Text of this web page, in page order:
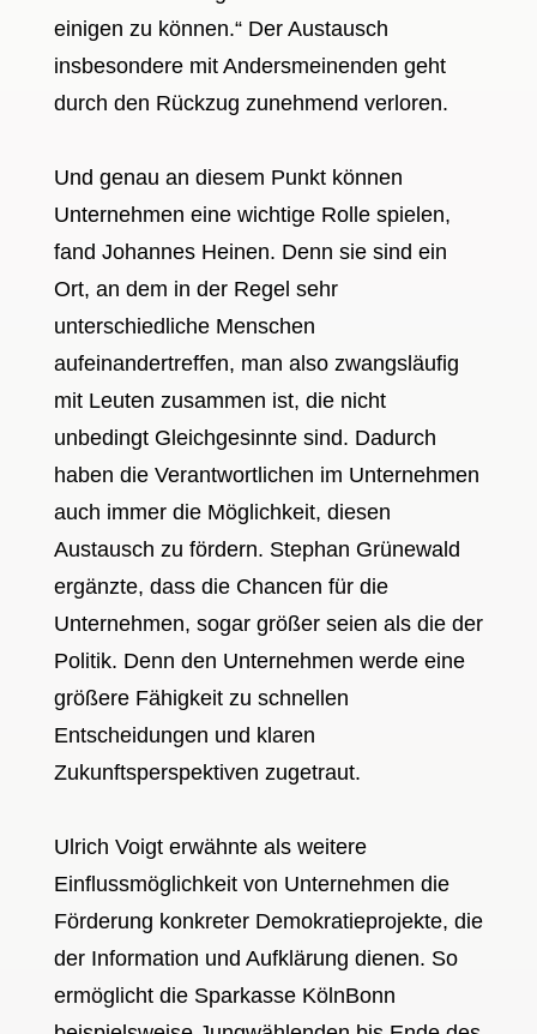
einigen zu können.“ Der Austausch
insbesondere mit Andersmeinenden geht
durch den Rückzug zunehmend verloren.
Und genau an diesem Punkt können
Unternehmen eine wichtige Rolle spielen,
fand Johannes Heinen. Denn sie sind ein
Ort, an dem in der Regel sehr
unterschiedliche Menschen
aufeinandertreffen, man also zwangsläufig
mit Leuten zusammen ist, die nicht
unbedingt Gleichgesinnte sind. Dadurch
haben die Verantwortlichen im Unternehmen
auch immer die Möglichkeit, diesen
Austausch zu fördern. Stephan Grünewald
ergänzte, dass die Chancen für die
Unternehmen, sogar größer seien als die der
Politik. Denn den Unternehmen werde eine
größere Fähigkeit zu schnellen
Entscheidungen und klaren
Zukunftsperspektiven zugetraut.
Ulrich Voigt erwähnte als weitere
Einflussmöglichkeit von Unternehmen die
Förderung konkreter Demokratieprojekte, die
der Information und Aufklärung dienen. So
ermöglicht die Sparkasse KölnBonn